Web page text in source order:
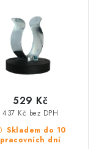
Line Light
Skladem do 10
pracovních dní
437 Kč bez DPH
529 Kč